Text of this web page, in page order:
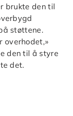
brukte den til
støttene.
overhodet,»
den til å styre
det.